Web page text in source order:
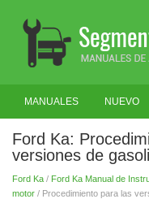
MANUALES NUEVO
BUSCAR
Ford Ka:
versiones de
Ford Ka / Ford Ka Manual de
motor / Procedimiento para las